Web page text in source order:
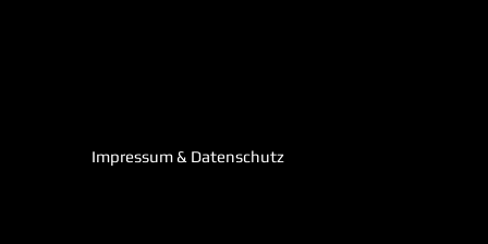
Impressum & Datenschutz